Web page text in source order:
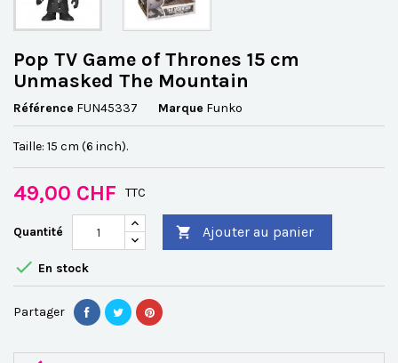
Pop TV Game of Thrones 15 cm
Unmasked The Mountain
Référence FUN45337 Marque Funko
Taille: 15 cm (6 inch).
49,00 CHF TTC
Quantité  Ajouter au panier
 En stock
Partager